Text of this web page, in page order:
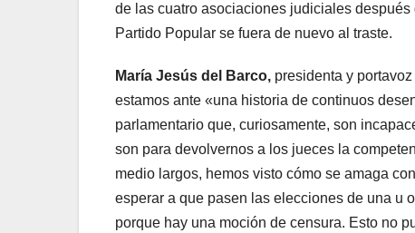
de las cuatro asociaciones judiciales después
Partido Popular se fuera de nuevo al traste.
María Jesús del Barco, presidenta y portavoz
estamos ante «una historia de continuos
parlamentario que, curiosamente, son
son para devolvernos a los jueces la
medio largos, hemos visto cómo se amaga
esperar a que pasen las elecciones de una u
porque hay una moción de censura. Esto no